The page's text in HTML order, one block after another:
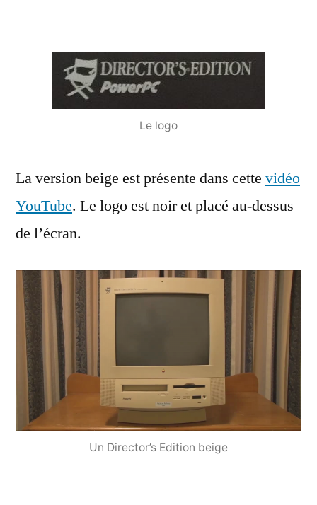
Le logo
La version beige est présente dans cette vidéo
YouTube. Le logo est noir et placé au-dessus
de l’écran.
Un Director’s Edition beige